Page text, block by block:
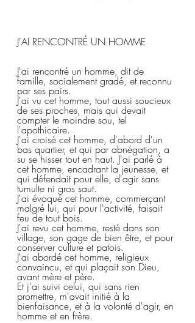
J'AI RENCONTRÉ UN HOMME
J'ai rencontré un homme, dit de
famille, socialement gradé, et reconnu
par ses pairs.
J'ai vu cet homme, tout aussi soucieux
de ses proches, mais qui devait
compter le moindre sou, tel
l'apothicaire.
J'ai croisé cet homme, d'abord d'un
bas quartier, et qui par abnégation, a
su se hisser tout en haut. J'ai parlé à
cet homme, encadrant la jeunesse, et
qui défendait pour elle, d'agir sans
tumulte ni gros saut.
J'ai évoqué cet homme, commerçant
malgré lui, qui pour l'activité, faisait
feu de tout bois.
J'ai revu cet homme, resté dans son
village, son gage de bien être, et pour
conserver culture et patois.
J'ai abordé cet homme, religieux
convaincu, et qui plaçait son Dieu,
avant mère et père.
Et j'ai suivi celui, qui sans rien
promettre, m'avait initié à la
bienfaisance, et à la volonté d'agir, en
homme et en frère.